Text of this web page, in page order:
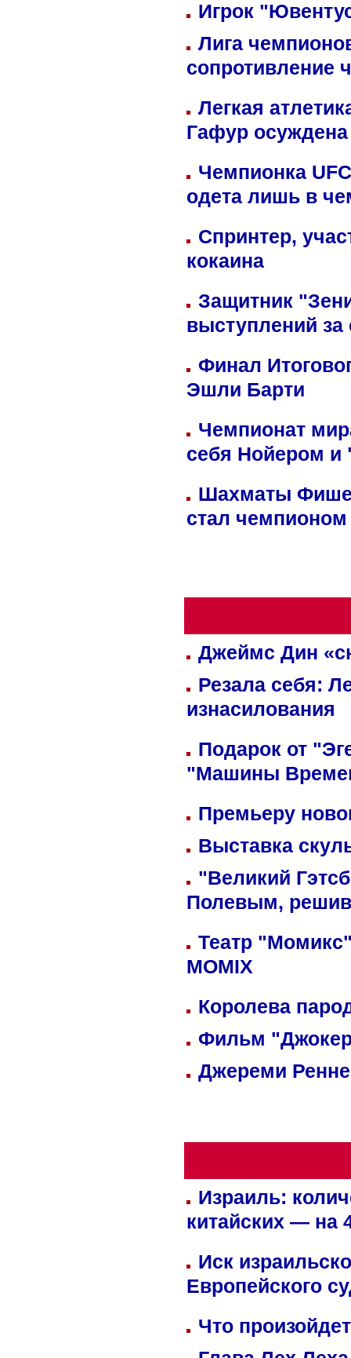
Игрок
Лига
сопротивление
Легкая
Гафур осуждена
Чемпионка
одета лишь в
Спринтер,
кокаина
Защитник
выступлений
Финал
Эшли Барти
Чемпионат
себя Нойером и
Шахматы
стал
Джеймс Дин
Резала себя:
изнасилования
Подарок от
"Машины
Премьеру
Выставка
"Великий
Полевым,
Театр
MOMIX
Королева
Фильм
Джереми
Израиль:
китайских — на
Иск
Европейского
Что